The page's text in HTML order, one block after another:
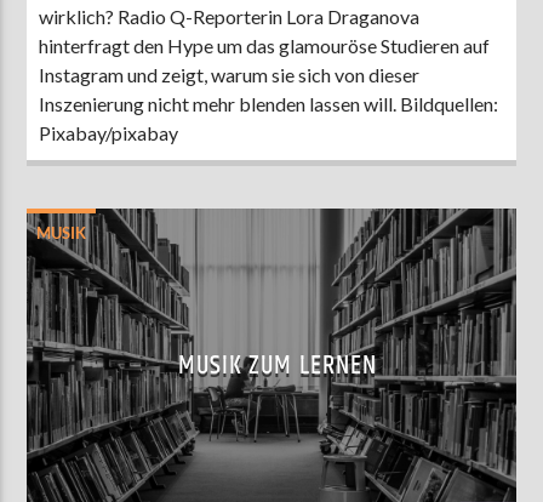
wirklich? Radio Q-Reporterin Lora Draganova
hinterfragt den Hype um das glamouröse Studieren auf
Instagram und zeigt, warum sie sich von dieser
Inszenierung nicht mehr blenden lassen will. Bildquellen:
Pixabay/pixabay
MUSIK
MUSIK ZUM LERNEN